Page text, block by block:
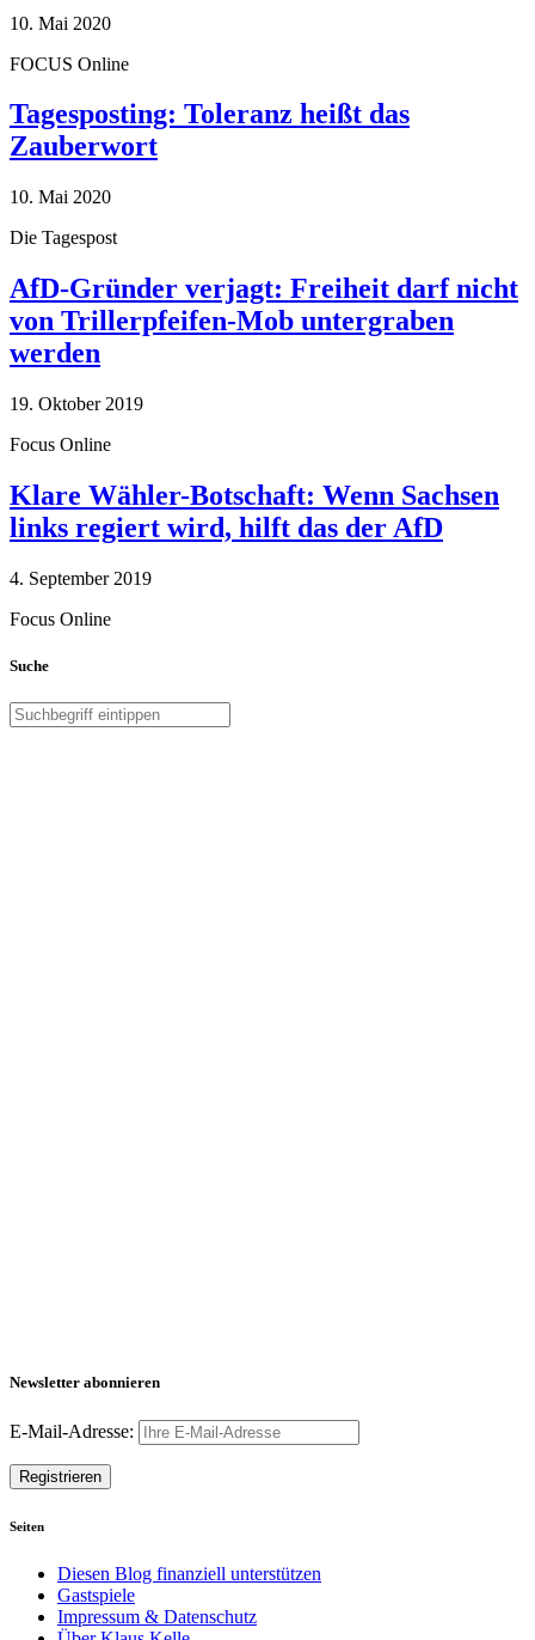
10. Mai 2020
FOCUS Online
Tagesposting: Toleranz heißt das
Zauberwort
10. Mai 2020
Die Tagespost
AfD-Gründer verjagt: Freiheit darf nicht
von Trillerpfeifen-Mob untergraben
werden
19. Oktober 2019
Focus Online
Klare Wähler-Botschaft: Wenn Sachsen
links regiert wird, hilft das der AfD
4. September 2019
Focus Online
Suche
Newsletter abonnieren
E-Mail-Adresse:
Seiten
Diesen Blog finanziell unterstützen
Gastspiele
Impressum & Datenschutz